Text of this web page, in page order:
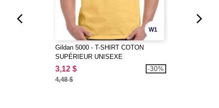
W1
Gildan 5000 - T-SHIRT COTON
SUPÉRIEUR UNISEXE
3,12 $
4,48 $
-30%